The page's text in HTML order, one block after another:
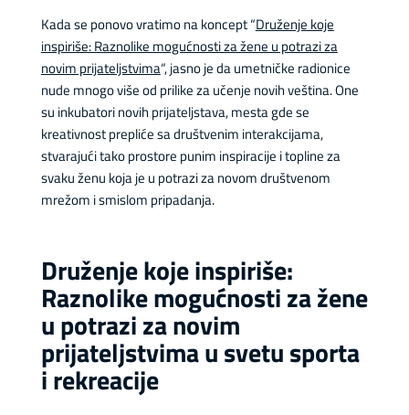
Kada se ponovo vratimo na koncept “Druženje koje
inspiriše: Raznolike mogućnosti za žene u potrazi za
novim prijateljstvima“, jasno je da umetničke radionice
nude mnogo više od prilike za učenje novih veština. One
su inkubatori novih prijateljstava, mesta gde se
kreativnost prepliće sa društvenim interakcijama,
stvarajući tako prostore punim inspiracije i topline za
svaku ženu koja je u potrazi za novom društvenom
mrežom i smislom pripadanja.
Druženje koje inspiriše:
Raznolike mogućnosti za žene
u potrazi za novim
prijateljstvima u svetu sporta
i rekreacije